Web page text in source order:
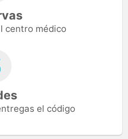
centro médico
el código